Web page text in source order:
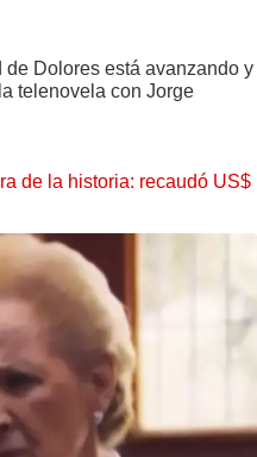
de Dolores está avanzando y
telenovela con Jorge
de la historia: recaudó US$